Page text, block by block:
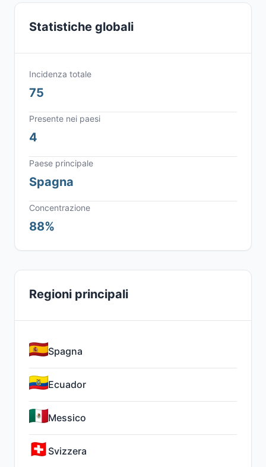
Statistiche globali
Incidenza totale
75
Presente nei paesi
4
Paese principale
Spagna
Concentrazione
88%
Regioni principali
Spagna
Ecuador
Messico
Svizzera